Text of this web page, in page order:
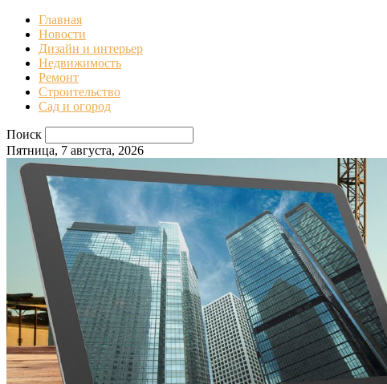
Главная
Новости
Дизайн и интерьер
Недвижимость
Ремонт
Строительство
Сад и огород
Поиск
Пятница, 7 августа, 2026